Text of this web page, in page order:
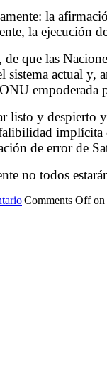
la
la
que las
actual
listo y
de error de
no todos
|Comments Offon